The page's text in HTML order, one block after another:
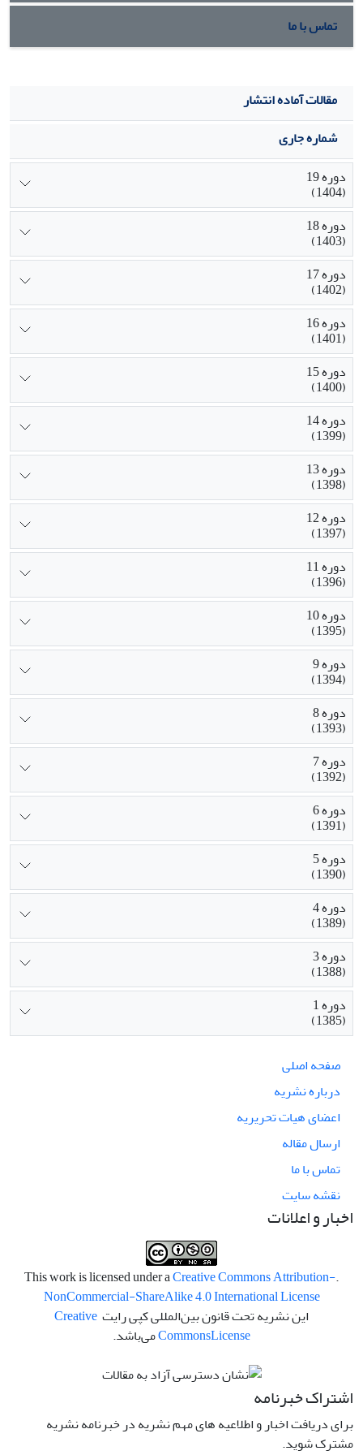
تماس با ما
مقالات آماده انتشار
شماره جاری
دوره 19
(1404)
دوره 18
(1403)
دوره 17
(1402)
دوره 16
(1401)
دوره 15
(1400)
دوره 14
(1399)
دوره 13
(1398)
دوره 12
(1397)
دوره 11
(1396)
دوره 10
(1395)
دوره 9
(1394)
دوره 8
(1393)
دوره 7
(1392)
دوره 6
(1391)
دوره 5
(1390)
دوره 4
(1389)
دوره 3
(1388)
دوره 1
(1385)
صفحه اصلی
درباره نشریه
اعضای هیات تحریریه
ارسال مقاله
تماس با ما
نقشه سایت
اخبار و اعلانات
.This work is licensed under a
Creative Commons Attribution-
NonCommercial-ShareAlike 4.0 International License
این نشریه تحت قانون بین‌المللی کپی رایت Creative
CommonsLicense می‌باشد.
اشتراک خبرنامه
برای دریافت اخبار و اطلاعیه های مهم نشریه در خبرنامه نشریه
مشترک شوید.